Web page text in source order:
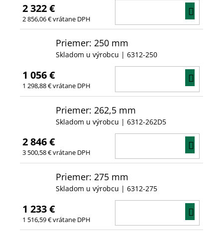
2 322 €
2 856,06 € vrátane DPH
Priemer: 250 mm
Skladom u výrobcu | 6312-250
1 056 €
1 298,88 € vrátane DPH
Priemer: 262,5 mm
Skladom u výrobcu | 6312-262D5
2 846 €
3 500,58 € vrátane DPH
Priemer: 275 mm
Skladom u výrobcu | 6312-275
1 233 €
1 516,59 € vrátane DPH